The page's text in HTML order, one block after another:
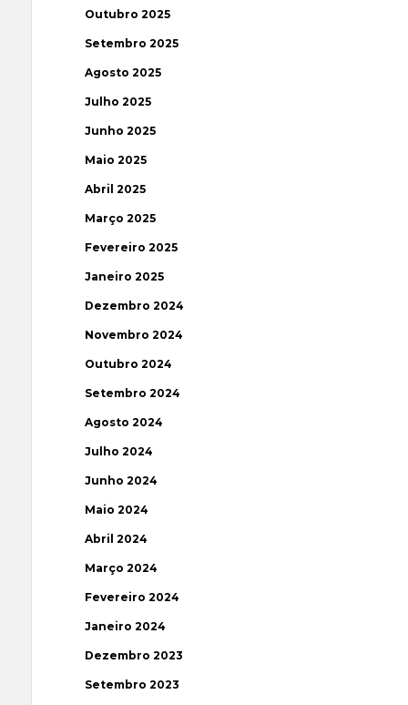
Outubro 2025
Setembro 2025
Agosto 2025
Julho 2025
Junho 2025
Maio 2025
Abril 2025
Março 2025
Fevereiro 2025
Janeiro 2025
Dezembro 2024
Novembro 2024
Outubro 2024
Setembro 2024
Agosto 2024
Julho 2024
Junho 2024
Maio 2024
Abril 2024
Março 2024
Fevereiro 2024
Janeiro 2024
Dezembro 2023
Setembro 2023